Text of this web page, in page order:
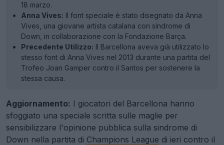
18 marzo.
Anna Vives: Il font speciale è stato disegnato da Anna
Vives, una giovane artista catalana con sindrome di
Down, in collaborazione con la Fondazione Barça.
Precedente Utilizzo: Il Barcellona aveva già utilizzato lo
stesso font di Anna Vives nel 2013 durante una partita del
Trofeo Joan Gamper contro il Santos per sostenere la
stessa causa.
Aggiornamento: I giocatori del Barcellona hanno
sfoggiato una speciale scritta sulle maglie per
sensibilizzare l'opinione pubblica sulla sindrome di
Down nella partita di Champions League di ieri contro il